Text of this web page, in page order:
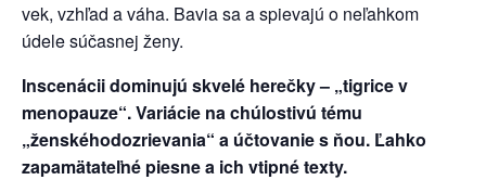
vek, vzhľad a váha. Bavia sa a spievajú o neľahkom
údele súčasnej ženy.
Inscenácii dominujú skvelé herečky – „tigrice v
menopauze“. Variácie na chúlostivú tému
„ženskéhodozrievania“ a účtovanie s ňou. Ľahko
zapamätateľné piesne a ich vtipné texty.